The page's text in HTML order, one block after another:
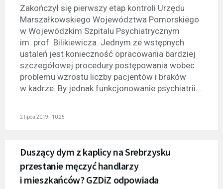
Zakończył się pierwszy etap kontroli Urzędu
Marszałkowskiego Województwa Pomorskiego
w Wojewódzkim Szpitalu Psychiatrycznym
im. prof. Bilikiewicza. Jednym ze wstępnych
ustaleń jest konieczność opracowania bardziej
szczegółowej procedury postępowania wobec
problemu wzrostu liczby pacjentów i braków
w kadrze. By jednak funkcjonowanie psychiatrii...
2 lipca 2019 - 10:25
Duszący dym z kaplicy na Srebrzysku
przestanie męczyć handlarzy
i mieszkańców? GZDiZ odpowiada